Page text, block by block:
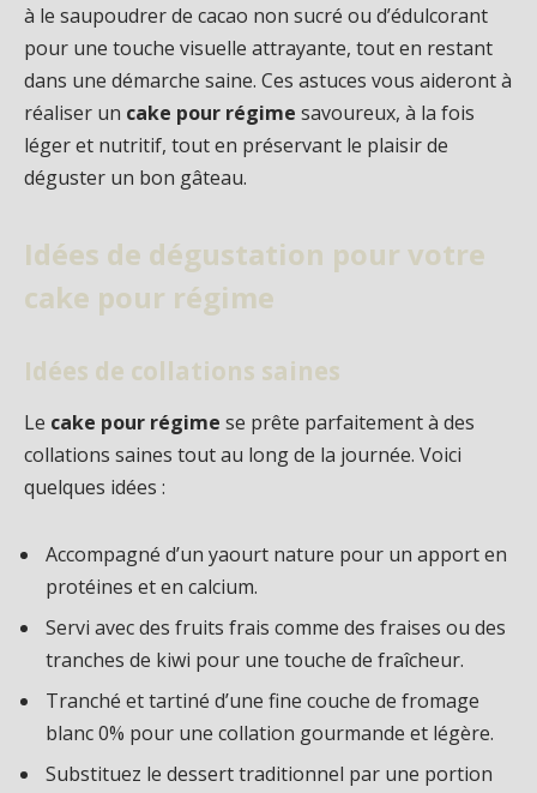
à le saupoudrer de cacao non sucré ou d’édulcorant
pour une touche visuelle attrayante, tout en restant
dans une démarche saine. Ces astuces vous aideront à
réaliser un cake pour régime savoureux, à la fois
léger et nutritif, tout en préservant le plaisir de
déguster un bon gâteau.
Idées de dégustation pour votre
cake pour régime
Idées de collations saines
Le cake pour régime se prête parfaitement à des
collations saines tout au long de la journée. Voici
quelques idées :
Accompagné d’un yaourt nature pour un apport en
protéines et en calcium.
Servi avec des fruits frais comme des fraises ou des
tranches de kiwi pour une touche de fraîcheur.
Tranché et tartiné d’une fine couche de fromage
blanc 0% pour une collation gourmande et légère.
Substituez le dessert traditionnel par une portion